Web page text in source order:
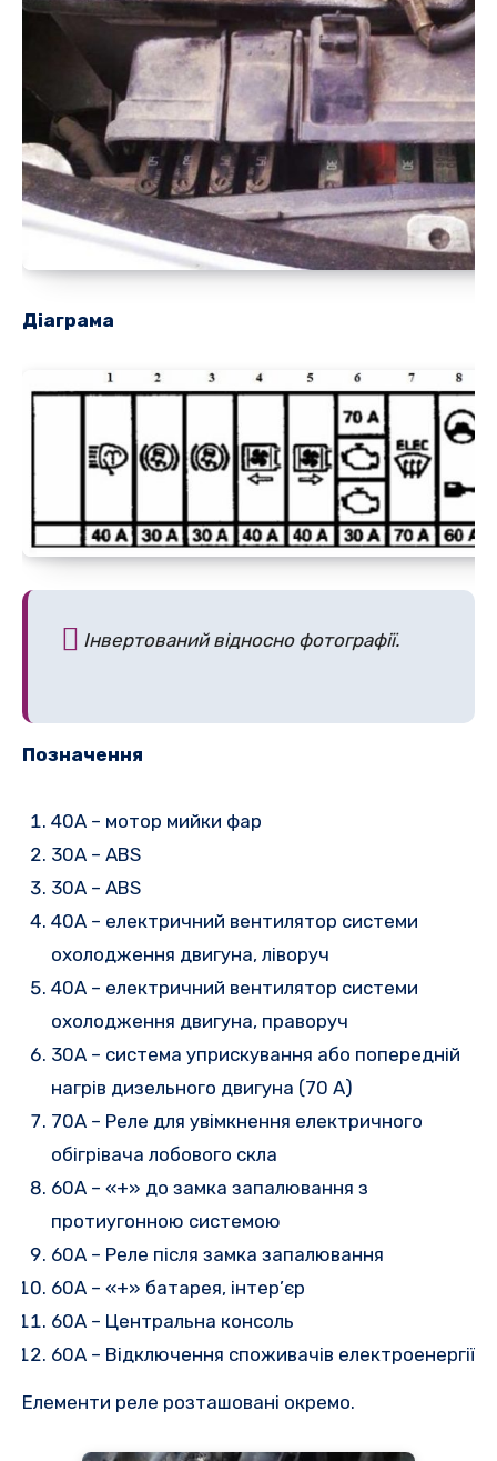
Діаграма
Інвертований відносно фотографії.
Позначення
40A – мотор мийки фар
30A – ABS
30А – ABS
40A – електричний вентилятор системи
охолодження двигуна, ліворуч
40A – електричний вентилятор системи
охолодження двигуна, праворуч
30A – система уприскування або попередній
нагрів дизельного двигуна (70 A)
70A – Реле для увімкнення електричного
обігрівача лобового скла
60A – «+» до замка запалювання з
протиугонною системою
60A – Реле після замка запалювання
60A – «+» батарея, інтер’єр
60A – Центральна консоль
60A – Відключення споживачів електроенергії
Елементи реле розташовані окремо.